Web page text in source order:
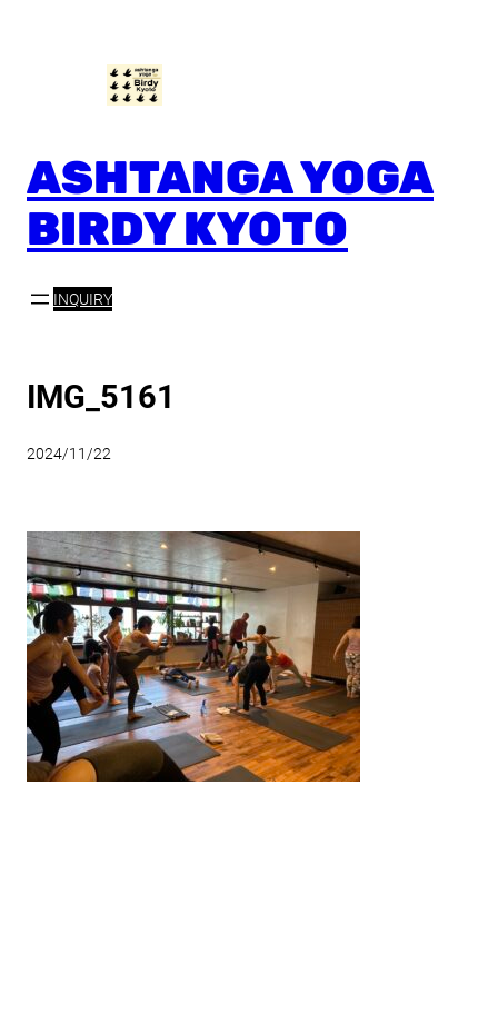
ASHTANGA YOGA
BIRDY KYOTO
INQUIRY
IMG_5161
2024/11/22